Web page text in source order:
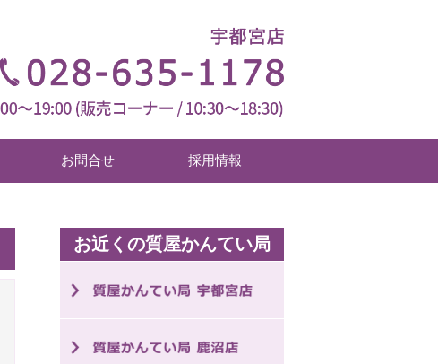
お問合せ 採用情報
お近くの質屋かんてい局